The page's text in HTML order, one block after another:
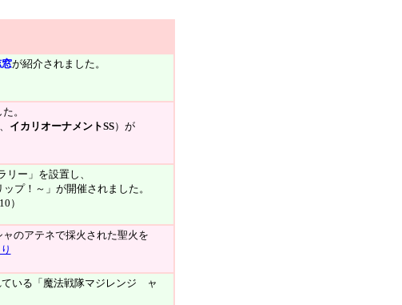
が紹介されました。
。
イカリオーナメントSS）が
ー」を設置し、
プ！～」が開催されました。
）
のアテネで採火された聖火を
いる「魔法戦隊マジレンジ ャ